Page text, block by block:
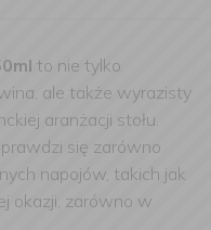
to nie tylko
ale także wyrazisty
aranżacji stołu.
się zarówno
napojów, takich jak
okazji, zarówno w